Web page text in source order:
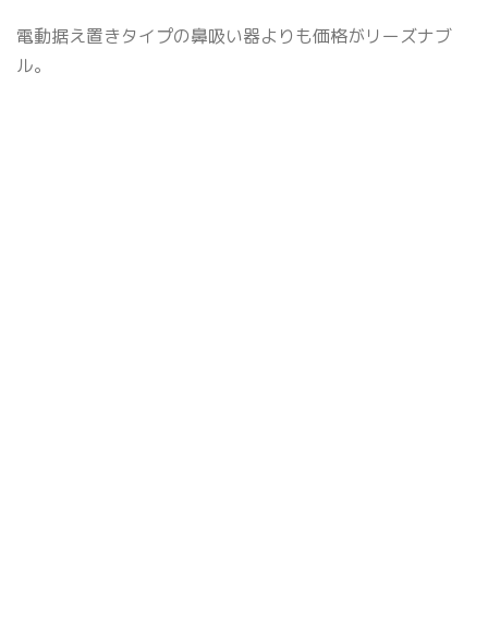
電動据え置きタイプの鼻吸い器よりも価格がリーズナブ
ル。